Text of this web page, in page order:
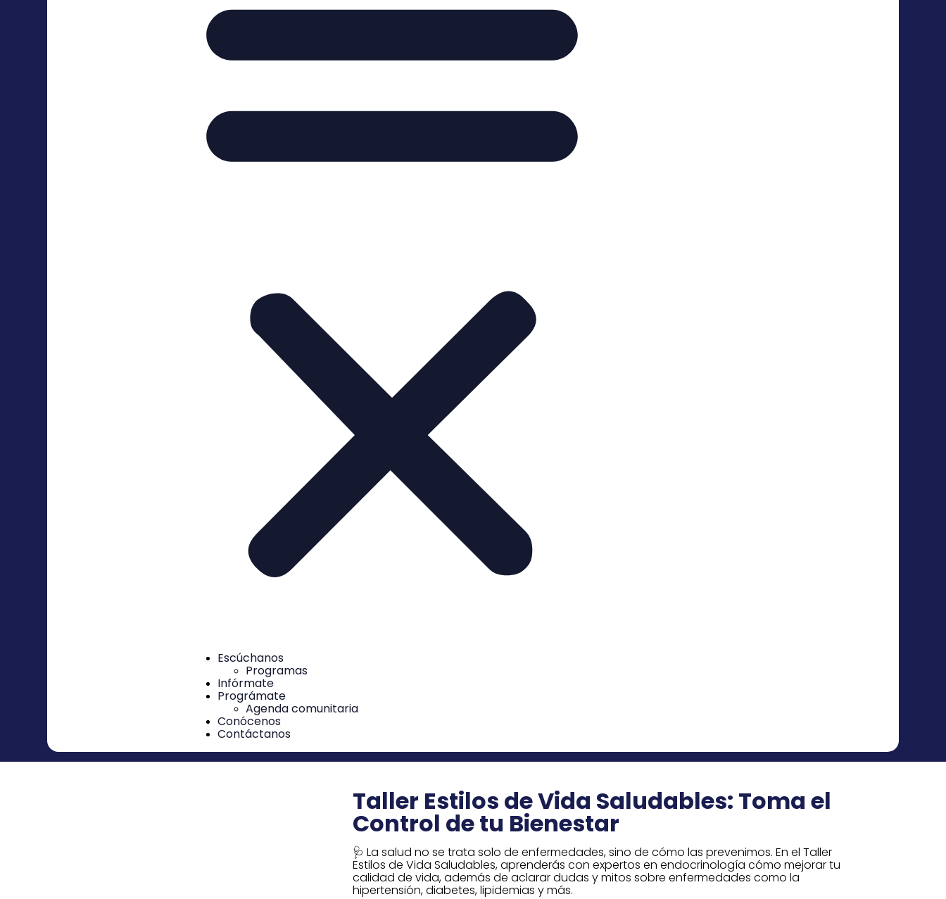
Escúchanos
Programas
Infórmate
Prográmate
Agenda comunitaria
Conócenos
Contáctanos
Taller Estilos de Vida Saludables: Toma el
Control de tu Bienestar
🩺 La salud no se trata solo de enfermedades, sino de cómo las prevenimos. En el Taller
Estilos de Vida Saludables, aprenderás con expertos en endocrinología cómo mejorar tu
calidad de vida, además de aclarar dudas y mitos sobre enfermedades como la
hipertensión, diabetes, lipidemias y más.